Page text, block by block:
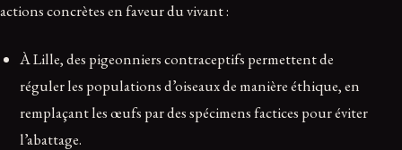
actions concrètes en faveur du vivant :
À Lille, des pigeonniers contraceptifs permettent de
réguler les populations d’oiseaux de manière éthique, en
remplaçant les œufs par des spécimens factices pour éviter
l’abattage.